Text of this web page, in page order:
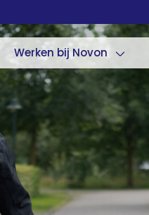
Werken bij Novon